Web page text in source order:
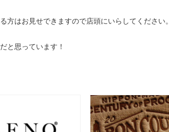
方はお見せできますので店頭にいらしてください。
と思っています！